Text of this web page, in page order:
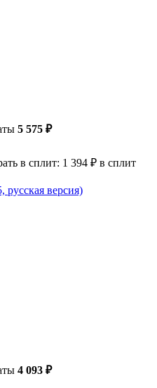
5 575 ₽
в сплит: 1 394 ₽ в сплит
русская версия)
4 093 ₽